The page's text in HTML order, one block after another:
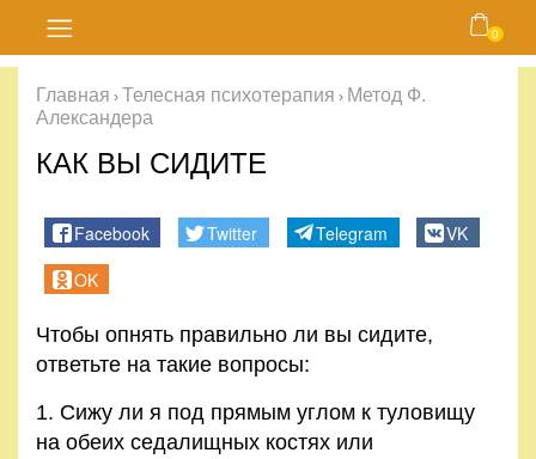
Блог
Магазин
сайта
Личный
кабинет
0
Главная › Телесная психотерапия › Метод Ф.
Александера
КАК ВЫ СИДИТЕ
Facebook Twitter Telegram
VK
OK
Чтобы опнять правильно ли вы сидите,
ответьте на такие вопросы:
1. Сижу ли я под прямым углом к туловищу
на обеих седалищных костях или